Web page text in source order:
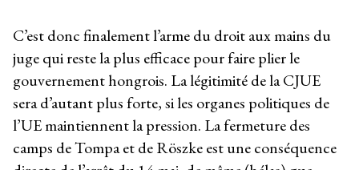
C’est donc finalement l’arme du droit aux mains du
juge qui reste la plus efficace pour faire plier le
gouvernement hongrois. La légitimité de la CJUE
sera d’autant plus forte, si les organes politiques de
l’UE maintiennent la pression. La fermeture des
camps de Tompa et de Röszke est une conséquence